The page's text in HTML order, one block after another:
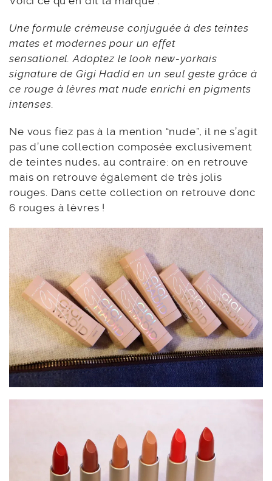
Une formule crémeuse conjuguée à des teintes
mates et modernes pour un effet
sensationel.Adoptez le look new-yorkais
signature de Gigi Hadid en un seul geste grâce à
ce rouge à lèvres mat nude enrichi en pigments
intenses.
Ne vous fiez pas à la mention “nude”, il ne s’agit
pas d’une collection composée exclusivement
de teintes nudes, au contraire: on en retrouve
mais on retrouve également de très jolis
rouges. Dans cette collection on retrouve donc
6 rouges à lèvres !